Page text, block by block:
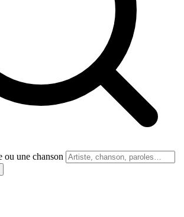
ou une chanson